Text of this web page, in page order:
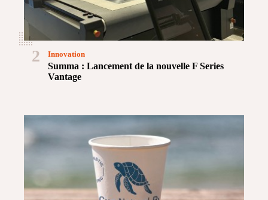
2
Summa : Lancement de la nouvelle F Series
Vantage
Innovation